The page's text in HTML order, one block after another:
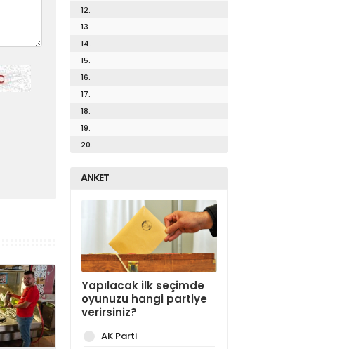
12.
13.
14.
15.
16.
17.
18.
19.
20.
ANKET
Yapılacak ilk seçimde
oyunuzu hangi partiye
verirsiniz?
AK Parti